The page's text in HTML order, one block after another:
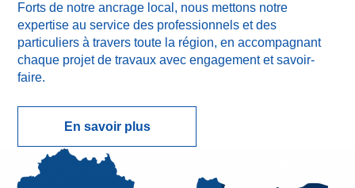
Forts de notre ancrage local, nous mettons notre
expertise au service des professionnels et des
particuliers à travers toute la région, en accompagnant
chaque projet de travaux avec engagement et savoir-
faire.
En savoir plus